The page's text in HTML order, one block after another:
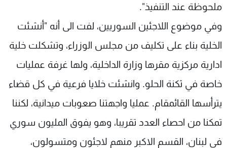
ملحوظة عند التنفيذ".
وفي موضوع اللاجئين السوريين، لفت الى أنه "أنشئت
الخلية بناء على تكليف من مجلس الوزراء، وتشكلت خلية
ادارية مركزية مقرها وزارة الداخلية، ولها غرفة عمليات
خاصة في ثكنة الحلو. وانشئت خلايا فرعية في كل قضاء
يترأسها القائمقام. عمليا واجهتنا صعوبات ميدانية، لكننا
تمكنا من احصاء العدد تقريبا، وهو يفوق المليون سوري
في لبنان، القسم الاكبر منهم لاجئون ومتسولون،